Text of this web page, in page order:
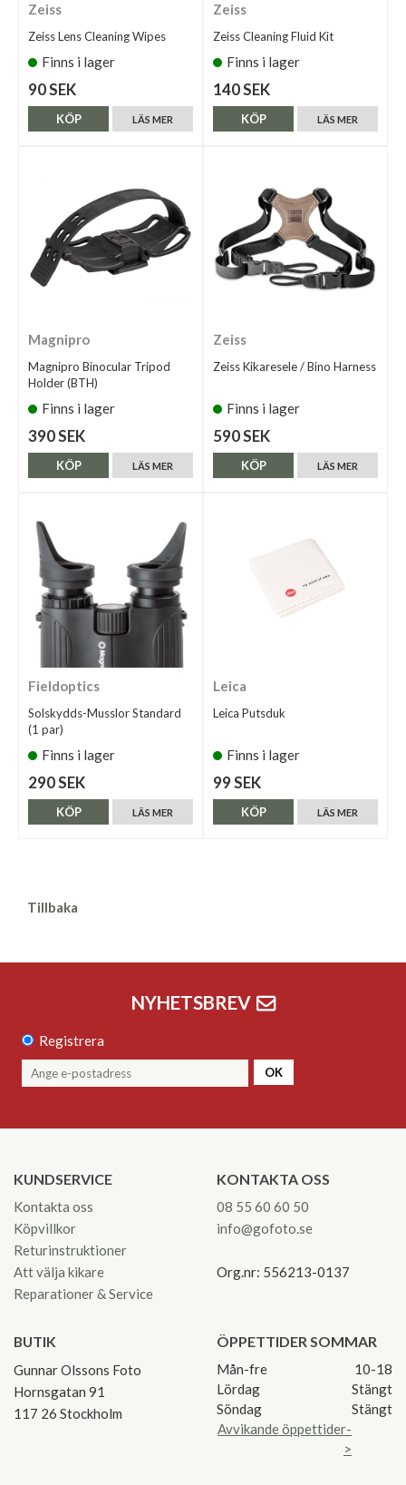
Zeiss
Zeiss Lens Cleaning Wipes
Finns i lager
90 SEK
LÄS MER
KÖP
Zeiss
Zeiss Cleaning Fluid Kit
Finns i lager
140 SEK
LÄS MER
KÖP
Magnipro
Magnipro Binocular Tripod
Holder (BTH)
Finns i lager
390 SEK
LÄS MER
KÖP
Zeiss
Zeiss Kikaresele / Bino Harness
Finns i lager
590 SEK
LÄS MER
KÖP
Fieldoptics
Solskydds-Musslor Standard
(1 par)
Finns i lager
290 SEK
LÄS MER
KÖP
Leica
Leica Putsduk
Finns i lager
99 SEK
LÄS MER
KÖP
Tillbaka
NYHETSBREV
Registrera
OK
KUNDSERVICE
Kontakta oss
Köpvillkor
Returinstruktioner
Att välja kikare
Reparationer & Service
KONTAKTA OSS
08 55 60 60 50
info@gofoto.se
Org.nr: 556213-0137
BUTIK
Gunnar Olssons Foto
Hornsgatan 91
117 26 Stockholm
ÖPPETTIDER SOMMAR
Mån-fre
10-18
Lördag
Stängt
Söndag
Stängt
Avvikande öppettider-
>